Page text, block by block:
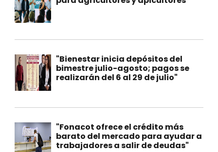
"Bienestar inicia depósitos del
bimestre julio-agosto; pagos se
realizarán del 6 al 29 de julio"
"Fonacot ofrece el crédito más
barato del mercado para ayudar a
trabajadores a salir de deudas"